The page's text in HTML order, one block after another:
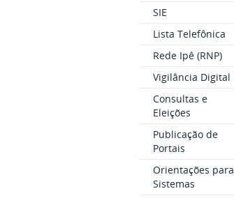
SIE
Lista Telefônica
Rede Ipê (RNP)
Vigilância Digital
Consultas e
Eleições
Publicação de
Portais
Orientações para
Sistemas